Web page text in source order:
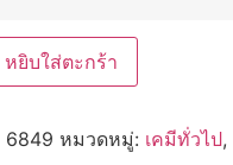
หยิบใส่ตะกร้า
6849 หมวดหมู่: เคมีทั่วไป,